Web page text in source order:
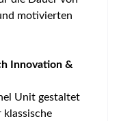
motivierten
Innovation &
Unit gestaltet
klassische